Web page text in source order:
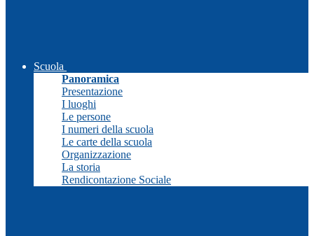
Scuola
Panoramica
Presentazione
I luoghi
Le persone
I numeri della scuola
Le carte della scuola
Organizzazione
La storia
Rendicontazione Sociale